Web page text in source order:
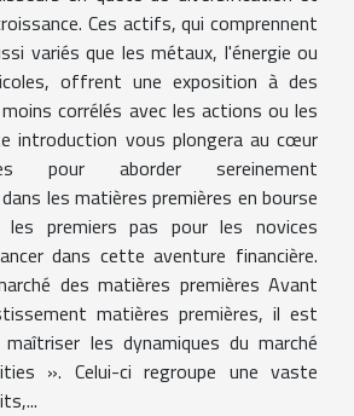
Ces actifs, qui comprennent
variés que les métaux, l'énergie ou
offrent une exposition à des
corrélés avec les actions ou les
introduction vous plongera au cœur
pour aborder sereinement
les matières premières en bourse
premiers pas pour les novices
dans cette aventure financière.
des matières premières Avant
matières premières, il est
les dynamiques du marché
». Celui-ci regroupe une vaste